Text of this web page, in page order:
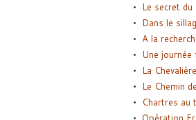
Le secret
Dans le
A la
Une journée
La
Le Chemin
Chartres au